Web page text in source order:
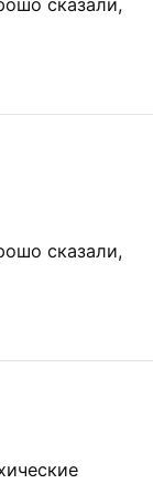
сказали,